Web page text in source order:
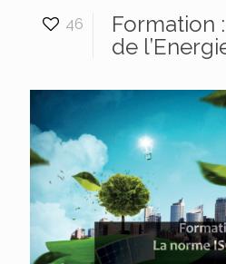
46
Formation
de